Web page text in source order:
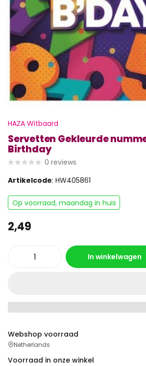
HAZA Witbaard
Servetten Gekleurde
Birthday
0 reviews
Artikelcode: HW405861
Op voorraad, maandag in huis
2,49
In winkelwagen
Webshop voorraad
Netherlands
Voorraad in onze winkel